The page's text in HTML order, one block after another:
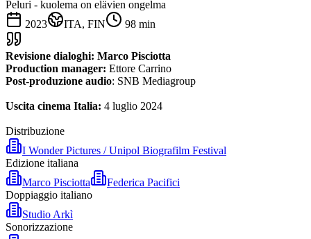
Peluri - kuolema on elävien ongelma
2023
ITA, FIN 98 min
Revisione dialoghi: Marco Pisciotta
Production manager: Ettore Carrino
Post-produzione audio: SNB Mediagroup
Uscita cinema Italia: 4 luglio 2024
Distribuzione
I Wonder Pictures / Unipol Biografilm Festival
Edizione italiana
Marco Pisciotta
Federica Pacifici
Doppiaggio italiano
Studio Arkì
Sonorizzazione